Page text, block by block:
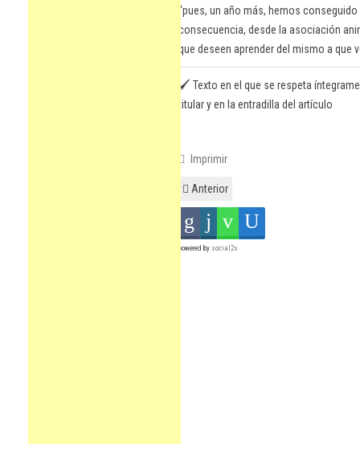
“pues, un año más, hemos
consecuencia, desde la asociación
que deseen aprender del mismo a que
🖌️ Texto en el que se respeta
titular y en la entradilla del artículo
Imprimir
Anterior
powered by social2s